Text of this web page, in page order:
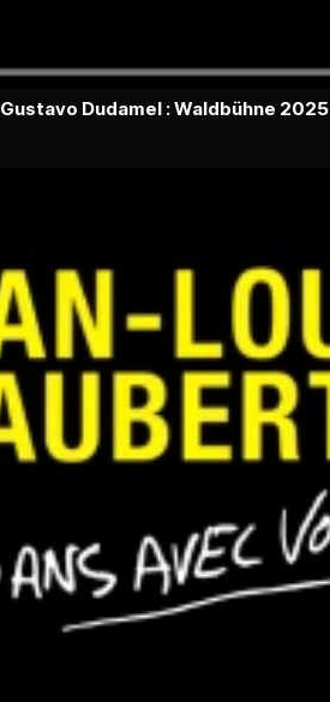
Dudamel : Waldbühne 2025